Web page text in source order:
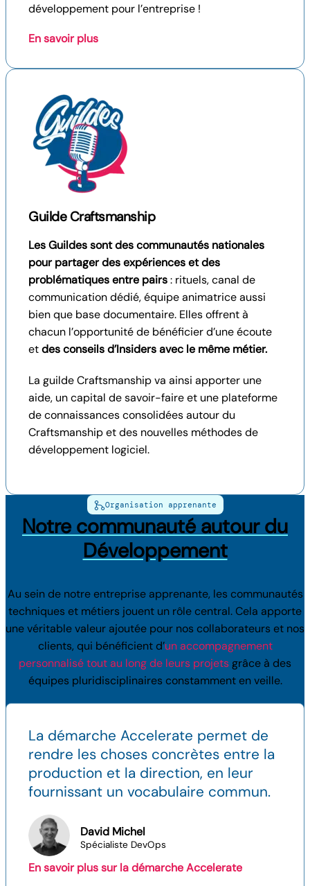
développement pour l’entreprise !
En savoir plus
Guilde Craftsmanship
Les Guildes sont des communautés nationales
pour partager des expériences et des
problématiques entre pairs: rituels, canal de
communication dédié, équipe animatrice aussi
bien que base documentaire. Elles offrent à
chacun l’opportunité de bénéficier d’une écoute
etdes conseils d’Insiders avec le même métier.
La guilde Craftsmanship va ainsi apporter une
aide, un capital de savoir-faire et une plateforme
de connaissances consolidées autour du
Craftsmanship et des nouvelles méthodes de
développement logiciel.
Organisation apprenante
Notre communauté autour du
Développement
Au sein de notre entreprise apprenante, les communautés
techniques et métiers jouent un rôle central. Cela apporte
une véritable valeur ajoutée pour nos collaborateurs et nos
clients, qui bénéficient d’un accompagnement
personnalisé tout au long de leurs projetsgrâce à des
équipes pluridisciplinaires constamment en veille.
La démarche Accelerate permet de
rendre les choses concrètes entre la
production et la direction, en leur
fournissant un vocabulaire commun.
David Michel
Spécialiste DevOps
En savoir plus sur la démarche Accelerate